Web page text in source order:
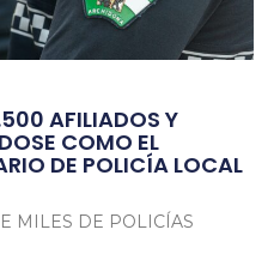
AFILIADOS Y
COMO EL
DE POLICÍA LOCAL
MILES DE POLICÍAS